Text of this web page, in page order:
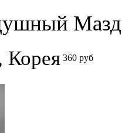
Корея 360 руб